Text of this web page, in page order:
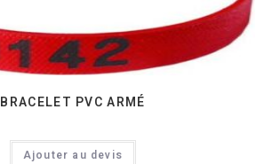
BRACELET PVC ARMÉ
Ajouter au devis